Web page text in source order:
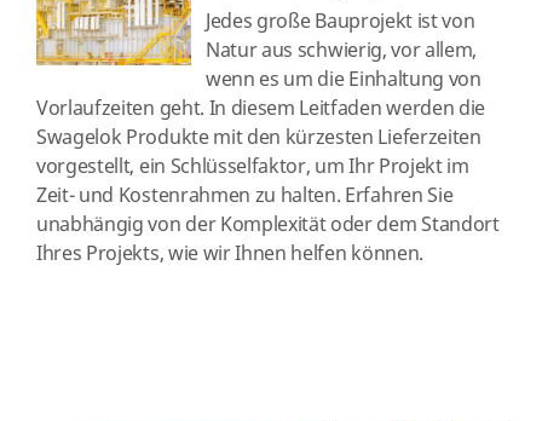
Jedes große Bauprojekt ist von
Natur aus schwierig, vor allem,
wenn es um die Einhaltung von
Vorlaufzeiten geht. In diesem Leitfaden werden die
Swagelok Produkte mit den kürzesten Lieferzeiten
vorgestellt, ein Schlüsselfaktor, um Ihr Projekt im
Zeit- und Kostenrahmen zu halten. Erfahren Sie
unabhängig von der Komplexität oder dem Standort
Ihres Projekts, wie wir Ihnen helfen können.